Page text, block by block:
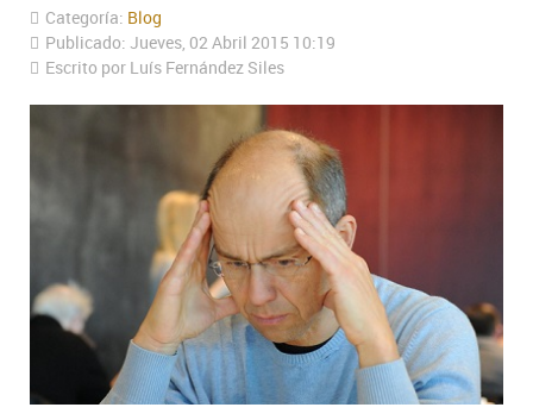
Categoría: Blog
Publicado: Jueves, 02 Abril 2015 10:19
Escrito por Luís Fernández Siles